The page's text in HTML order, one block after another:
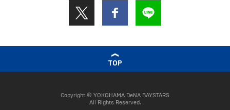
TOP
Copyright © YOKOHAMA DeNA BAYSTARS
All Rights Reserved.